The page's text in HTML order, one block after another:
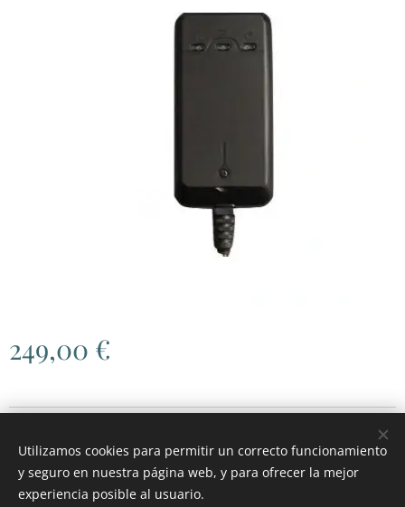
249,00 €
Cookies
Utilizamos cookies para permitir un correcto funcionamiento
y seguro en nuestra página web, y para ofrecer la mejor
experiencia posible al usuario.